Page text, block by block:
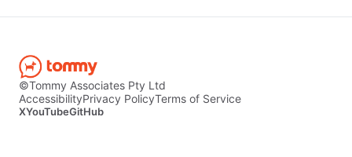
©Tommy Associates Pty Ltd
AccessibilityPrivacy PolicyTerms of Service
XYouTubeGitHub